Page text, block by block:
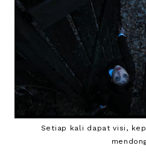
Setiap kali dapat visi,